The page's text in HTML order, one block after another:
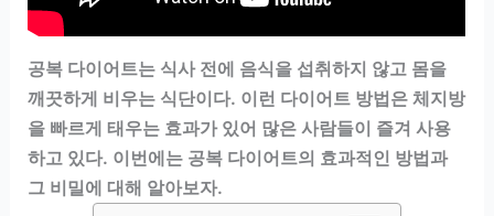
공복 다이어트는 식사 전에 음식을 섭취하지 않고 몸을
깨끗하게 비우는 식단이다. 이런 다이어트 방법은 체지방
을 빠르게 태우는 효과가 있어 많은 사람들이 즐겨 사용
하고 있다. 이번에는 공복 다이어트의 효과적인 방법과
그 비밀에 대해 알아보자.